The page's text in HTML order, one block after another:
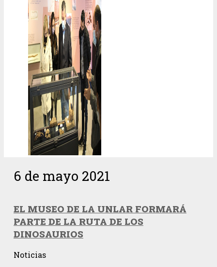
6 de mayo 2021
EL MUSEO DE LA UNLAR FORMARÁ
PARTE DE LA RUTA DE LOS
DINOSAURIOS
Noticias